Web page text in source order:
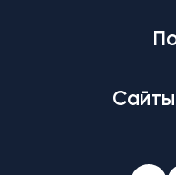
Сайты